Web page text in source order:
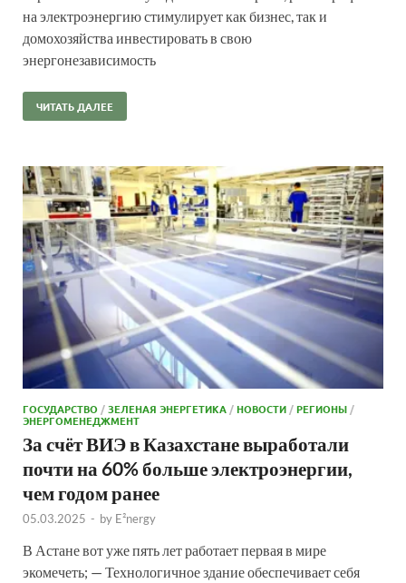
на электроэнергию стимулирует как бизнес, так и
домохозяйства инвестировать в свою
энергонезависимость
ЧИТАТЬ ДАЛЕЕ
ГОСУДАРСТВО /ЗЕЛЕНАЯ ЭНЕРГЕТИКА/НОВОСТИ/РЕГИОНЫ/
ЭНЕРГОМЕНЕДЖМЕНТ
За счёт ВИЭ в Казахстане выработали
почти на 60% больше электроэнергии,
чем годом ранее
05.03.2025 - by E²nergy
В Астане вот уже пять лет работает первая в мире
экомечеть; — Технологичное здание обеспечивает себя